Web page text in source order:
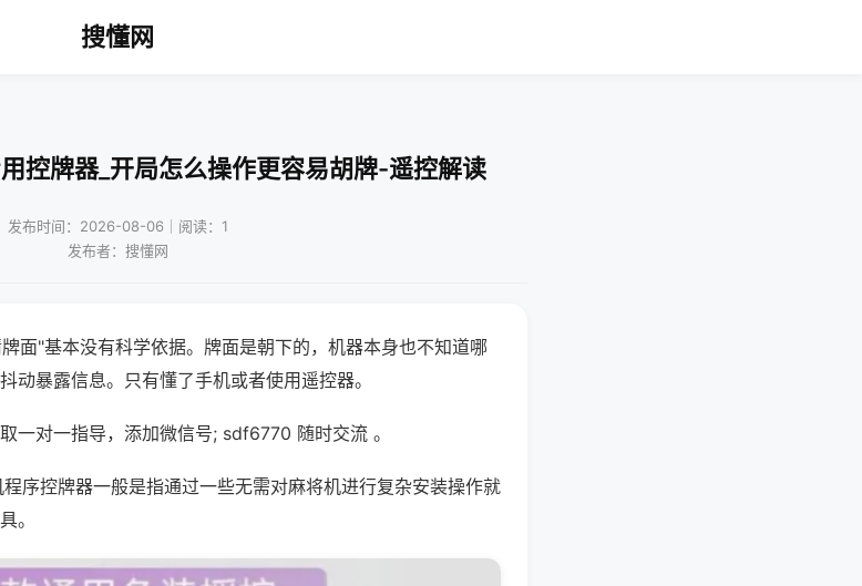
搜懂网
控牌器_开局怎么操作更容易胡牌-遥控解读
发布时间：2026-08-06｜阅读：1
发布者：搜懂网
面"基本没有科学依据。牌面是朝下的，机器本身也不知道哪
动暴露信息。只有懂了手机或者使用遥控器。
一对一指导，添加微信号; sdf6770 随时交流 。
序控牌器一般是指通过一些无需对麻将机进行复杂安装操作就
。